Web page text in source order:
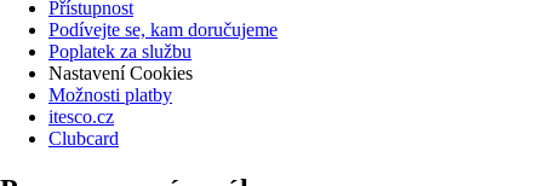
Přístupnost
Podívejte se, kam doručujeme
Poplatek za službu
Nastavení Cookies
Možnosti platby
itesco.cz
Clubcard